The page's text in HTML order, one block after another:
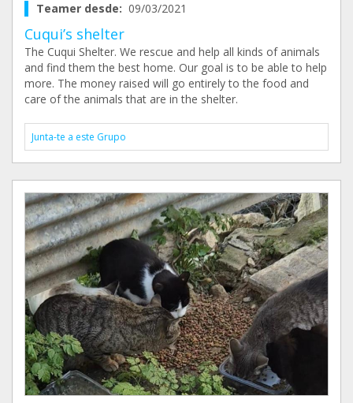
Teamer desde: 09/03/2021
Cuqui’s shelter
The Cuqui Shelter. We rescue and help all kinds of animals
and find them the best home. Our goal is to be able to help
more. The money raised will go entirely to the food and
care of the animals that are in the shelter.
Junta-te a este Grupo